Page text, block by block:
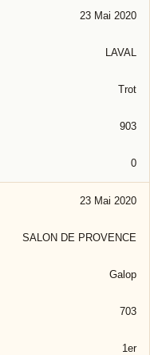
23 Mai 2020
LAVAL
Trot
903
0
23 Mai 2020
SALON DE PROVENCE
Galop
703
1er